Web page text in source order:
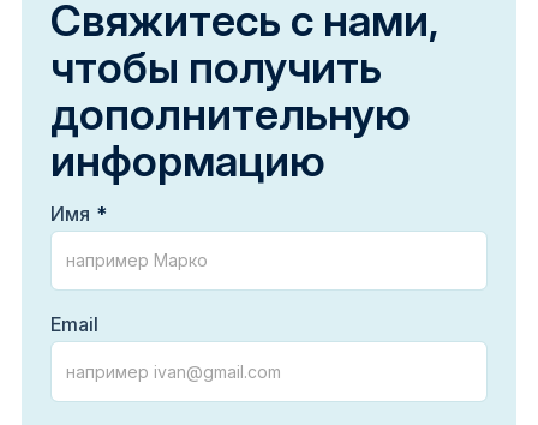
Свяжитесь с нами,
чтобы получить
дополнительную
информацию
Имя
Email